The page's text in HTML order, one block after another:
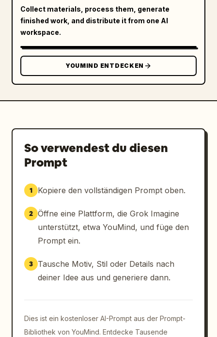
Collect materials, process them, generate
finished work, and distribute it from one AI
workspace.
YOUMIND ENTDECKEN
So verwendest du diesen
Prompt
1 Kopiere den vollständigen Prompt oben.
2 Öffne eine Plattform, die Grok Imagine
unterstützt, etwa YouMind, und füge den
Prompt ein.
3
Tausche Motiv, Stil oder Details nach
deiner Idee aus und generiere dann.
Dies ist ein kostenloser AI-Prompt aus der Prompt-
Bibliothek von YouMind. Entdecke Tausende